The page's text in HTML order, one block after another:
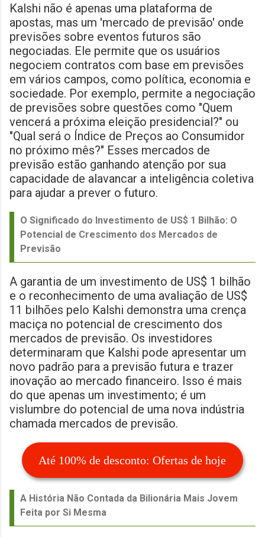
Kalshi não é apenas uma plataforma de
apostas, mas um 'mercado de previsão' onde
previsões sobre eventos futuros são
negociadas. Ele permite que os usuários
negociem contratos com base em previsões
em vários campos, como política, economia e
sociedade. Por exemplo, permite a negociação
de previsões sobre questões como "Quem
vencerá a próxima eleição presidencial?" ou
"Qual será o Índice de Preços ao Consumidor
no próximo mês?" Esses mercados de
previsão estão ganhando atenção por sua
capacidade de alavancar a inteligência coletiva
para ajudar a prever o futuro.
O Significado do Investimento de US$ 1 Bilhão: O
Potencial de Crescimento dos Mercados de
Previsão
A garantia de um investimento de US$ 1 bilhão
e o reconhecimento de uma avaliação de US$
11 bilhões pelo Kalshi demonstra uma crença
maciça no potencial de crescimento dos
mercados de previsão. Os investidores
determinaram que Kalshi pode apresentar um
novo padrão para a previsão futura e trazer
inovação ao mercado financeiro. Isso é mais
do que apenas um investimento; é um
vislumbre do potencial de uma nova indústria
chamada mercados de previsão.
Até 100% de desconto: Ofertas de hoje
A História Não Contada da Bilionária Mais Jovem
Feita por Si Mesma